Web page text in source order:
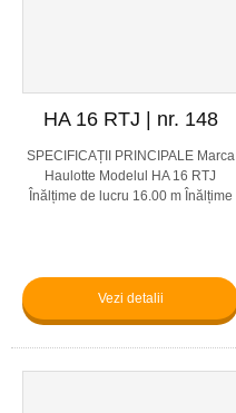
HA 16 RTJ | nr. 148
SPECIFICAȚII PRINCIPALE Marca
Haulotte Modelul HA 16 RTJ
Înălțime de lucru 16.00 m Înălțime
Vezi detalii